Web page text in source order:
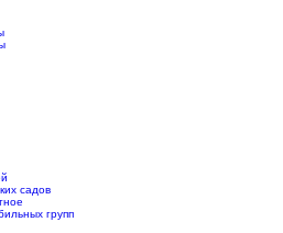
садов
групп